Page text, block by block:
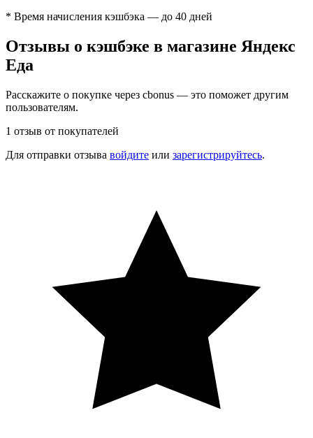
* Время начисления кэшбэка — до 40 дней
Отзывы о кэшбэке в магазине Яндекс
Еда
Расскажите о покупке через cbonus — это поможет другим
пользователям.
1 отзыв от покупателей
Для отправки отзыва войдите или зарегистрируйтесь.